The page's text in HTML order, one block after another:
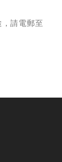
請電郵至